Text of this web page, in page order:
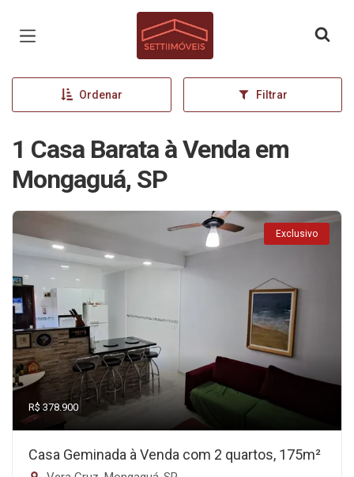
Página inicial
Ordenar Filtrar
1 Casa Barata à Venda em
Mongaguá, SP
Exclusivo
R$ 378.900
Casa Geminada à Venda com 2 quartos, 175m²